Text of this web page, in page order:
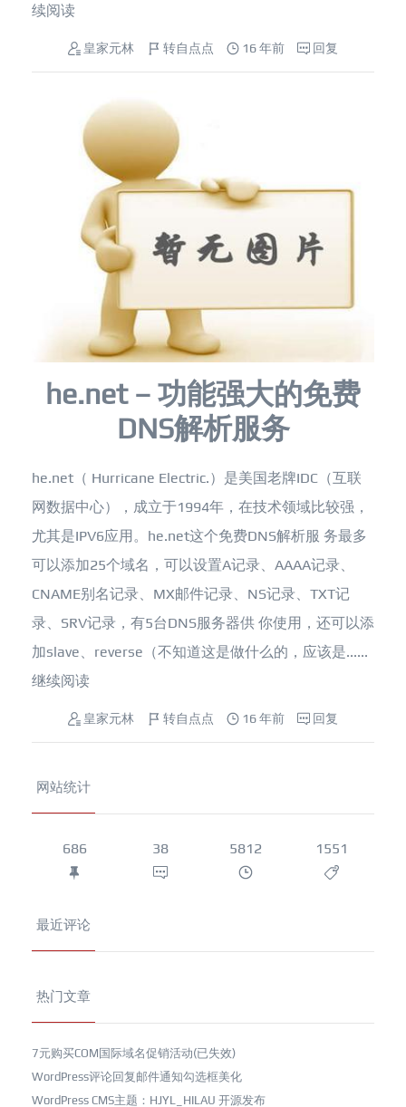
续阅读
皇家元林 转自点点 16 年前 回复
he.net – 功能强大的免费
DNS解析服务
he.net（ Hurricane Electric.）是美国老牌IDC（互联
网数据中心），成立于1994年，在技术领域比较强，
尤其是IPV6应用。he.net这个免费DNS解析服 务最多
可以添加25个域名，可以设置A记录、AAAA记录、
CNAME别名记录、MX邮件记录、NS记录、TXT记
录、SRV记录，有5台DNS服务器供 你使用，还可以添
加slave、reverse（不知道这是做什么的，应该是......
继续阅读
皇家元林 转自点点 16 年前 回复
网站统计
686 38 5812 1551
最近评论
热门文章
7元购买COM国际域名促销活动(已失效)
WordPress评论回复邮件通知勾选框美化
WordPress CMS主题：HJYL_HILAU 开源发布